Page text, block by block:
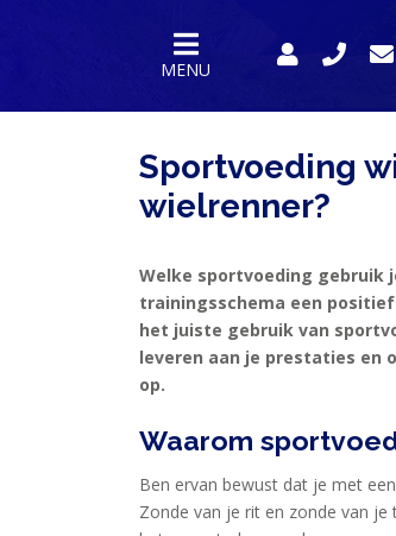
MENU
Sportvoeding
wielrenner?
Welke sportvoeding gebruik
trainingsschema een
het juiste gebruik van
leveren aan je prestaties en
op.
Waarom
Ben ervan bewust dat je met
Zonde van je rit en zonde van